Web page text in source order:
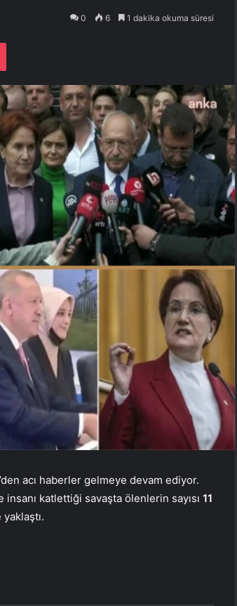
0 6 1 dakika okuma süresi
Pocket
acı haberler gelmeye devam ediyor.
insanı katlettiği savaşta ölenlerin sayısı 11
yaklaştı.